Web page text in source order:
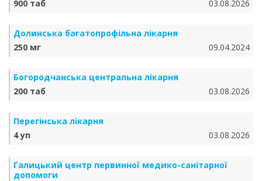
900 таб 03.08.2026
Долинська багатопрофільна лікарня
250 мг
09.04.2024
Богородчанська центральна лікарня
200 таб
03.08.2026
Перегінська лікарня
4 уп
03.08.2026
Галицький центр первинної медико-санітарної
допомоги